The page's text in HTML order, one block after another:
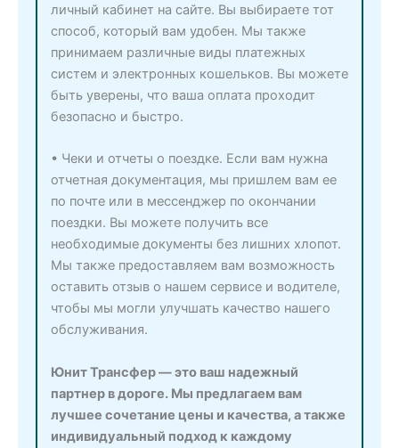
личный кабинет на сайте. Вы выбираете тот
способ, который вам удобен. Мы также
принимаем различные виды платежных
систем и электронных кошельков. Вы можете
быть уверены, что ваша оплата проходит
безопасно и быстро.
• Чеки и отчеты о поездке. Если вам нужна
отчетная документация, мы пришлем вам ее
по почте или в мессенджер по окончании
поездки. Вы можете получить все
необходимые документы без лишних хлопот.
Мы также предоставляем вам возможность
оставить отзыв о нашем сервисе и водителе,
чтобы мы могли улучшать качество нашего
обслуживания.
Юнит Трансфер — это ваш надежный
партнер в дороге. Мы предлагаем вам
лучшее сочетание цены и качества, а также
индивидуальный подход к каждому